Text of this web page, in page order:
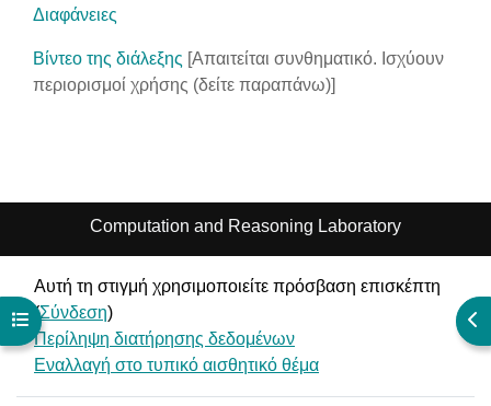
Άνοιγμα ευρετηρίου μαθήματος
Διαφάνειες
Βίντεο της διάλεξης [Απαιτείται συνθηματικό. Ισχύουν
περιορισμοί χρήσης (δείτε παραπάνω)]
Computation and Reasoning Laboratory
Αυτή τη στιγμή χρησιμοποιείτε πρόσβαση επισκέπτη
(Σύνδεση)
Περίληψη διατήρησης δεδομένων
Εναλλαγή στο τυπικό αισθητικό θέμα